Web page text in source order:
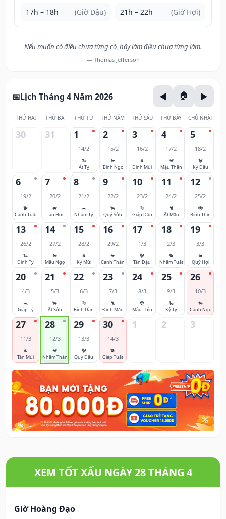
17h – 18h (Giờ Dậu) 21h – 22h (Giờ Hợi)
Nếu muốn có điều chưa từng có, hãy làm điều chưa từng làm.
— Thomas Jefferson
Lịch Tháng 4 Năm 2026
THỨ HAI THỨ BA THỨ TƯ THỨ NĂM THỨ SÁU THỨ BẢY CHỦ NHẬT
30 31 1
14/2
🐍
Ất Tỵ
2
15/2
🐎
Bính Ngọ
3
16/2
🐐
Đinh Mùi
4
17/2
🐒
Mậu Thân
5
18/2
🐓
Kỷ Dậu
6
19/2
🐕
Canh Tuất
7
20/2
🐖
Tân Hợi
8
21/2
🐀
Nhâm Tý
9
22/2
🐂
Quý Sửu
10
23/2
🐅
Giáp Dần
11
24/2
🐈
Ất Mão
12
25/2
🐉
Bính Thìn
13
26/2
🐍
Đinh Tỵ
14
27/2
🐎
Mậu Ngọ
15
28/2
🐐
Kỷ Mùi
16
29/2
🐒
Canh Thân
17
1/3
🐓
Tân Dậu
18
2/3
🐕
Nhâm Tuất
19
3/3
🐖
Quý Hợi
20
4/3
🐀
Giáp Tý
21
5/3
🐂
Ất Sửu
22
6/3
🐅
Bính Dần
23
7/3
🐈
Đinh Mão
24
8/3
🐉
Mậu Thìn
25
9/3
🐍
Kỷ Tỵ
26
10/3
🐎
Canh Ngọ
27
11/3
🐐
Tân Mùi
28
12/3
🐒
Nhâm Thân
29
13/3
🐓
Quý Dậu
30
14/3
🐕
Giáp Tuất
1 2 3
XEM TỐT XẤU NGÀY 28 THÁNG 4
Giờ Hoàng Đạo